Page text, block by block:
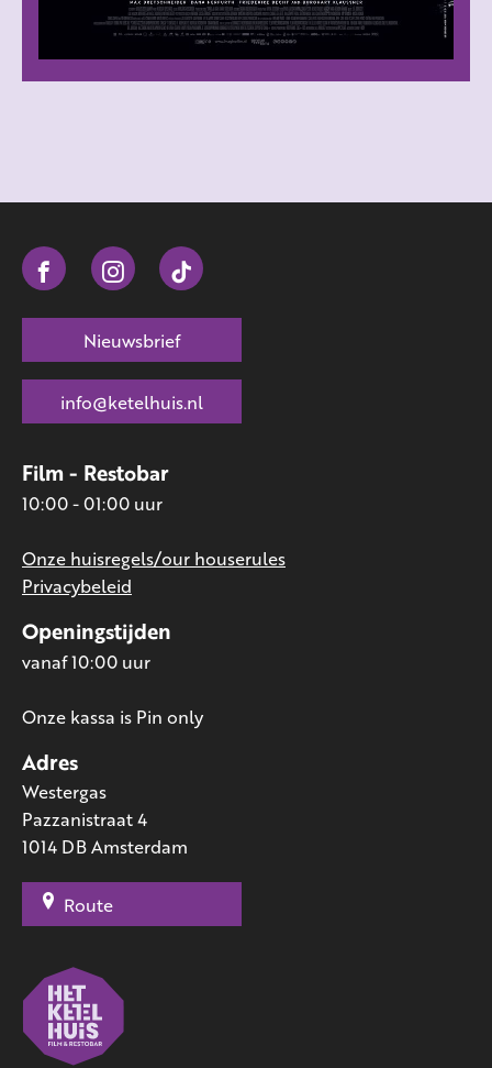
Adres
Westergas
Pazzanistraat 4
1014 DB Amsterdam
Route
Openingstijden
vanaf 10:00 uur
Onze kassa is Pin only
Film - Restobar
10:00 - 01:00 uur
Onze huisregels/our houserules
Privacybeleid
Nieuwsbrief
info@ketelhuis.nl